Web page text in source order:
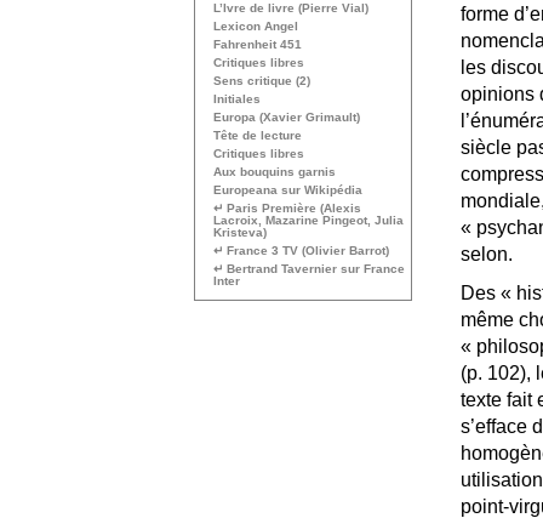
forme
les
opinions
siècle
«
selon.
Des «
même
«
(p. 102),
texte fait
s’efface
point-
L’Ivre de livre (Pierre Vial)
Lexicon Angel
Fahrenheit 451
Critiques libres
Sens critique (2)
Initiales
Europa (Xavier Grimault)
Tête de lecture
Critiques libres
Aux bouquins garnis
Europeana sur Wikipédia
↵ Paris Première (Alexis
Lacroix, Mazarine Pingeot, Julia
Kristeva)
↵ France 3 TV (Olivier Barrot)
↵ Bertrand Tavernier sur France
Inter